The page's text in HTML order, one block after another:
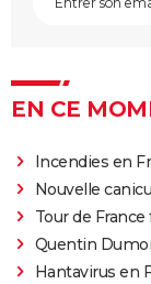
EN CE
Incendies en
Nouvelle
Tour de
Quentin
Hantavirus en